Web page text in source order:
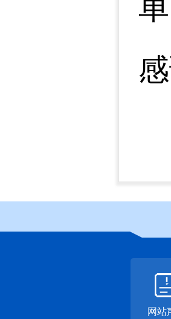
单
网站